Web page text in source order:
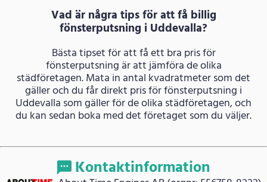
Vad är några tips för att få billig
fönsterputsning i Uddevalla?
Bästa tipset för att få ett bra pris för
fönsterputsning är att jämföra de olika
städföretagen. Mata in antal kvadratmeter som det
gäller och du får direkt pris för fönsterputsning i
Uddevalla som gäller för de olika städföretagen, och
du kan sedan boka med det företaget som du väljer.
Kontaktinformation